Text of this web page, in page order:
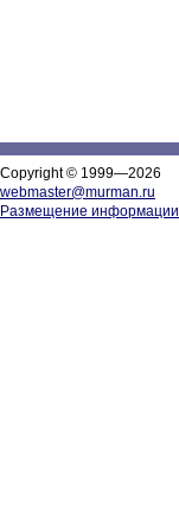
Copyright © 1999—2026
webmaster@murman.ru
Размещение информации